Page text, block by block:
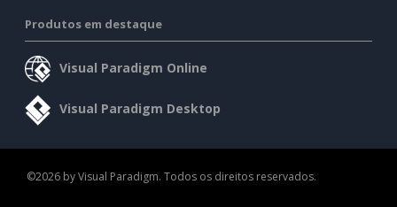
Produtos em destaque
Visual Paradigm Online
Visual Paradigm Desktop
©2026 by Visual Paradigm. Todos os direitos reservados.